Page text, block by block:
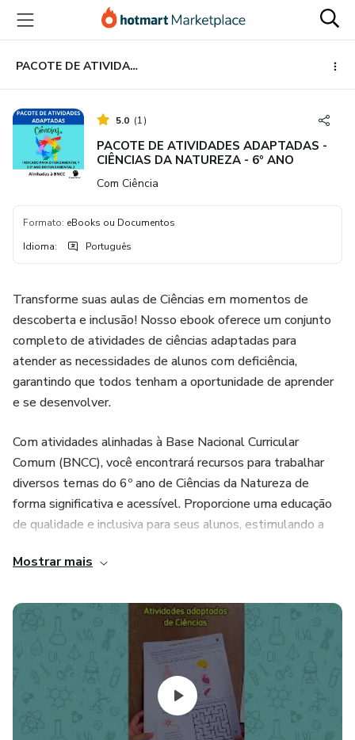
para
conteúdo
principal
para
pagamento
para
rodapé
PACOTE DE ATIVIDADES ADAPTADAS - CIÊNCIAS DA NATUREZA - 6º ANO
5.0 (1)
PACOTE DE ATIVIDADES ADAPTADAS -
CIÊNCIAS DA NATUREZA - 6º ANO
Com Ciência
Formato: eBooks ou Documentos
Idioma: Português
Transforme suas aulas de Ciências em momentos de
descoberta e inclusão! Nosso ebook oferece um conjunto
completo de atividades de ciências adaptadas para
atender as necessidades de alunos com deficiência,
garantindo que todos tenham a oportunidade de aprender
e se desenvolver.
Com atividades alinhadas à Base Nacional Curricular
Comum (BNCC), você encontrará recursos para trabalhar
diversos temas do 6º ano de Ciências da Natureza de
forma significativa e acessível. Proporcione uma educação
de qualidade e inclusiva para seus alunos, estimulando a
acompanhar o aprendizado em casa, este ebook é a sua
ferramenta ideal!
Mostrar mais